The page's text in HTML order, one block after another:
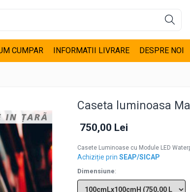
CUMPAR INFORMATII LIVRARE DESPRE NOI
Caseta luminoasa
750,00 Lei
Casete Luminoase cu Module LED
Achiziție prinSEAP/SICAP
Dimensiune: